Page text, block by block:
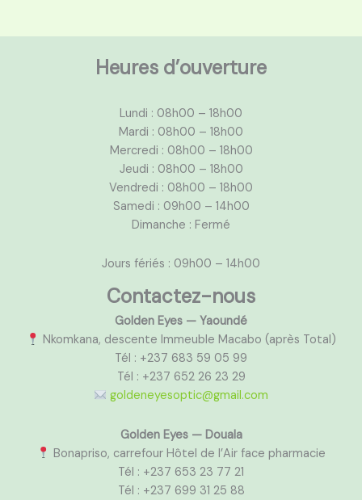
Heures d’ouverture
Lundi : 08h00 – 18h00
Mardi : 08h00 – 18h00
Mercredi : 08h00 – 18h00
Jeudi : 08h00 – 18h00
Vendredi : 08h00 – 18h00
Samedi : 09h00 – 14h00
Dimanche : Fermé
Jours fériés : 09h00 – 14h00
Contactez-nous
Golden Eyes — Yaoundé
Nkomkana, descente Immeuble Macabo (après Total)
Tél : +237 683 59 05 99
Tél : +237 652 26 23 29
goldeneyesoptic@gmail.com
Golden Eyes — Douala
Bonapriso, carrefour Hôtel de l’Air face pharmacie
Tél : +237 653 23 77 21
Tél : +237 699 31 25 88